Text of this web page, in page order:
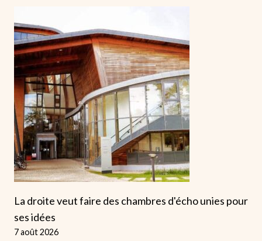
La droite veut faire des chambres d'écho unies pour
ses idées
7 août 2026